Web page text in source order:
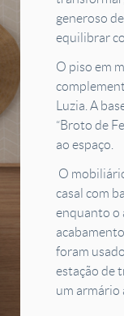
generoso
equilibrar
O piso em
Luzia. A
“Broto de
ao espaço.
O
casal com
enquanto o
foram
estação de
um armário